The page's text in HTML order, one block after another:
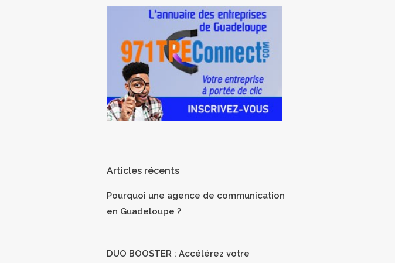
Articles récents
Pourquoi une agence de communication
en Guadeloupe ?
DUO BOOSTER : Accélérez votre